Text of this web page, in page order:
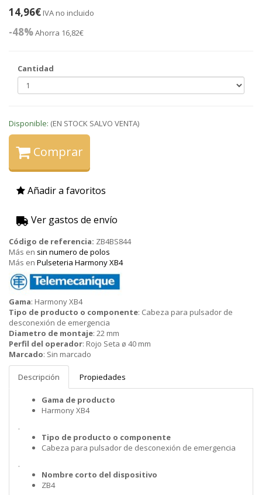
14,96€ IVA no incluido
-48%Ahorra 16,82€
Cantidad
Disponible: (EN STOCK SALVO VENTA)
Comprar
Añadir a favoritos
Ver gastos de envío
Código de referencia: ZB4BS844
Más en sin numero de polos
Más en Pulseteria Harmony XB4
Telemecanique
(Schneider)
Gama: Harmony XB4
Tipo de producto o componente: Cabeza para pulsador de
desconexión de emergencia
Diametro de montaje: 22 mm
Perfil del operador: Rojo Seta ø 40 mm
Marcado: Sin marcado
Descripción Propiedades
Gama de producto
Harmony XB4
.
Tipo de producto o componente
Cabeza para pulsador de desconexión de emergencia
.
Nombre corto del dispositivo
ZB4